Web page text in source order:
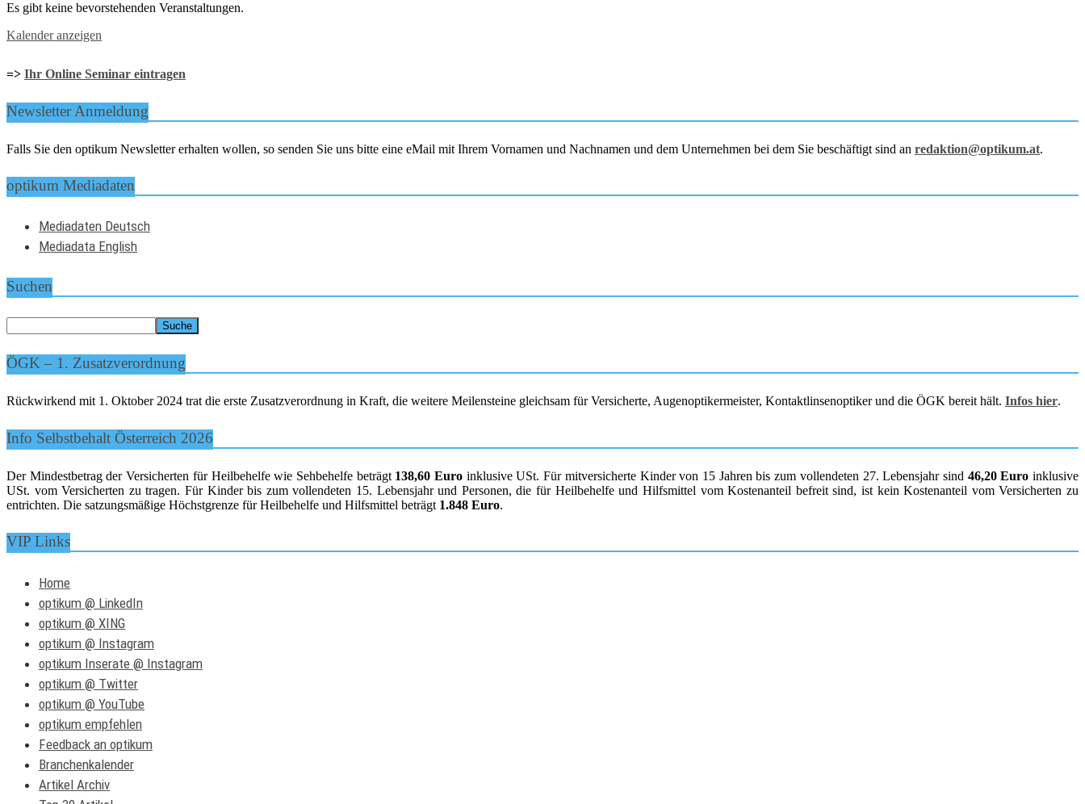
Es gibt keine bevorstehenden Veranstaltungen.
Kalender anzeigen
=> Ihr Online Seminar eintragen
Newsletter Anmeldung
Falls Sie den optikum Newsletter erhalten wollen, so senden Sie uns bitte eine eMail mit Ihrem Vornamen und Nachnamen und dem Unternehmen bei dem Sie beschäftigt sind an redaktion@optikum.at.
optikum Mediadaten
Mediadaten Deutsch
Mediadata English
Suchen
ÖGK – 1. Zusatzverordnung
Rückwirkend mit 1. Oktober 2024 trat die erste Zusatzverordnung in Kraft, die weitere Meilensteine gleichsam für Versicherte, Augenoptikermeister, Kontaktlinsenoptiker und die ÖGK bereit hält. Infos hier.
Info Selbstbehalt Österreich 2026
Der Mindestbetrag der Versicherten für Heilbehelfe wie Sehbehelfe beträgt 138,60 Euro inklusive USt. Für mitversicherte Kinder von 15 Jahren bis zum vollendeten 27. Lebensjahr sind 46,20 Euro inklusive
USt. vom Versicherten zu tragen. Für Kinder bis zum vollendeten 15. Lebensjahr und Personen, die für Heilbehelfe und Hilfsmittel vom Kostenanteil befreit sind, ist kein Kostenanteil vom Versicherten zu
entrichten. Die satzungsmäßige Höchstgrenze für Heilbehelfe und Hilfsmittel beträgt 1.848 Euro.
VIP Links
Home
optikum @ LinkedIn
optikum @ XING
optikum @ Instagram
optikum Inserate @ Instagram
optikum @ Twitter
optikum @ YouTube
optikum empfehlen
Feedback an optikum
Branchenkalender
Artikel Archiv